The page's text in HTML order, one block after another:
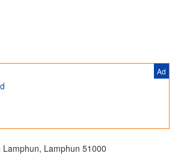
Ad
Lamphun 51000